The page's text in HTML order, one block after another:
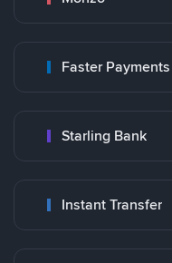
Faster Payments
Starling Bank
Instant Transfer